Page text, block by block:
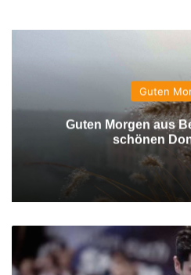
Guten
Guten Morgen aus
schönen